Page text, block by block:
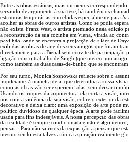
Entre as obras estáticas, mais ou menos
servindo de argumento à sua tese, há também os
estruturas temporárias concebidas especialmente para la
acolher as obras de outros artistas. Como se podia
não existe. Franz West, o artista premiado nesta edição
a reconstrução da sua cozinha em Viena, virada ao
pavilhão, onde se encontra a projecção de slides de
exibidas as obras de arte dos seus amigos que foram
directamente para a Bienal sem convite de participação
ligação com o trabalho de Singh (que merece um artigo
como também as duas casas-de-banho que se encontram
Por seu turno, Monica Sosnowska reflecte sobre o
inquietante, à maneira dela, que determina a nossa
como as obras vão ser experienciadas, sem deixar o
Usando os truques da arquitectura, ela corta a visão,
nos com a violência da sua visão, cobre o exterior da
decorativo e deixa claro: uma exposição de arte pode
político duvidoso de qualquer época. A arte pode
usada para fins indesejáveis. A nossa percepção das
da realidade é sempre condicionada e não é algo
pensar... Para não sairmos da exposição a pensar que
mesmo sendo esta talvez a única aspiração realmente